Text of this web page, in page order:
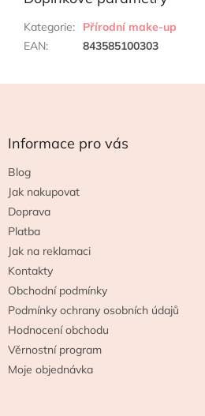
Kategorie:
Přírodní make-up
EAN: 843585100303
Informace pro vás
Blog
Jak nakupovat
Doprava
Platba
Jak na reklamaci
Kontakty
Obchodní podmínky
Podmínky ochrany osobních údajů
Hodnocení obchodu
Věrnostní program
Moje objednávka